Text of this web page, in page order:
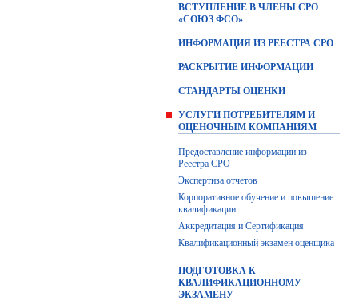
ВСТУПЛЕНИЕ В ЧЛЕНЫ СРО
«СОЮЗ ФСО»
ИНФОРМАЦИЯ ИЗ РЕЕСТРА СРО
РАСКРЫТИЕ ИНФОРМАЦИИ
СТАНДАРТЫ ОЦЕНКИ
УСЛУГИ ПОТРЕБИТЕЛЯМ И
ОЦЕНОЧНЫМ КОМПАНИЯМ
Предоставление информации из
Реестра СРО
Экспертиза отчетов
Корпоративное обучение и повышение
квалификации
Аккредитация и Сертификация
Квалификационный экзамен оценщика
ПОДГОТОВКА К
КВАЛИФИКАЦИОННОМУ
ЭКЗАМЕНУ